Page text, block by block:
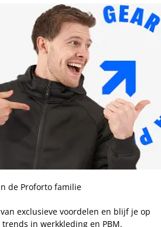
de Proforto familie
exclusieve voordelen en blijf je op
in werkkleding en PBM.